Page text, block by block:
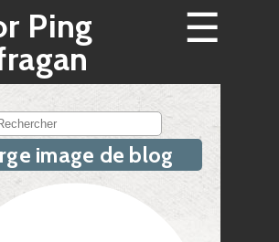
Ping
☰
image de blog